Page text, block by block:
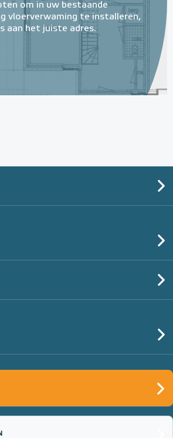
20mm
€ 99,00
om in uw bestaande
vloerverwaming te installeren,
aan het juiste adres.